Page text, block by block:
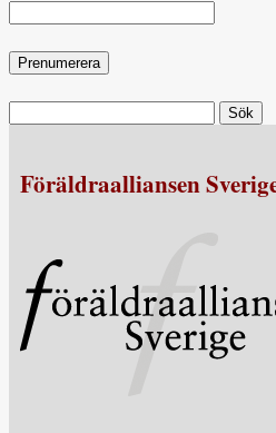
Föräldraalliansen